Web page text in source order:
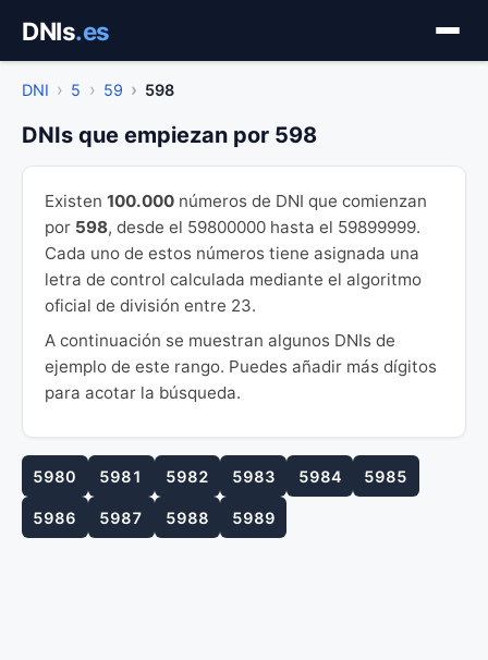
contenido
DNIs.es
DNI 5 59 598
DNIs que empiezan por 598
Existen 100.000 números de DNI que comienzan
por 598, desde el 59800000 hasta el 59899999.
Cada uno de estos números tiene asignada una
letra de control calculada mediante el algoritmo
oficial de división entre 23.
A continuación se muestran algunos DNIs de
ejemplo de este rango. Puedes añadir más dígitos
para acotar la búsqueda.
5980 5981 5982 5983 5984 5985
5986 5987 5988 5989